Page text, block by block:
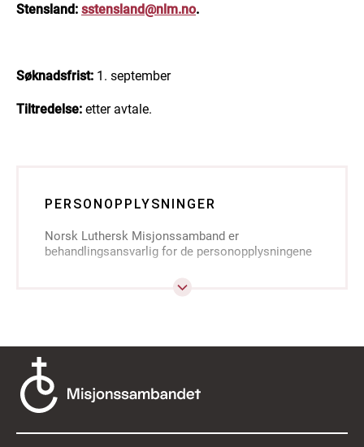
Stensland: sstensland@nlm.no.
Søknadsfrist: 1. september
Tiltredelse: etter avtale.
PERSONOPPLYSNINGER
Norsk Luthersk Misjonssamband er
behandlingsansvarlig for de personopplysningene
personvernforordningen artikkel 4.
artikkel 6. Hvis du oppgir personopplysninger som
sier noe om din religion, avgir du med dette et
spesifikt samtykke til at vi kan behandle dine
personvernforordningen artikkel 9.